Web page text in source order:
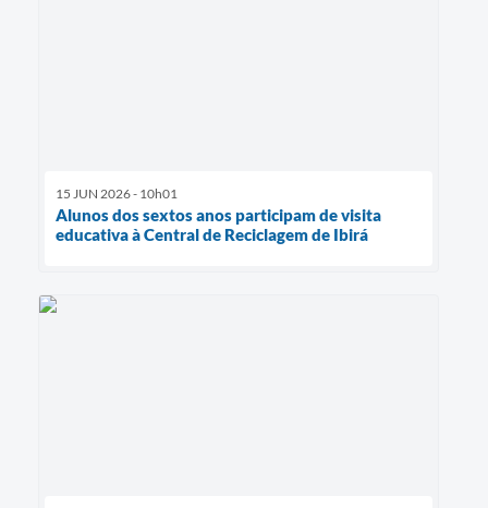
15 JUN 2026 - 10h01
Alunos dos sextos anos participam de visita
educativa à Central de Reciclagem de Ibirá